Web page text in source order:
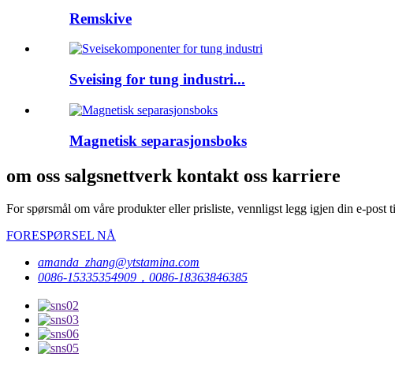
Remskive
Sveising for tung industri...
Magnetisk separasjonsboks
om oss salgsnettverk kontakt oss karriere
For spørsmål om våre produkter eller prisliste, vennligst legg igjen din e-post
FORESPØRSEL NÅ
amanda_zhang@ytstamina.com
0086-15335354909，0086-18363846385